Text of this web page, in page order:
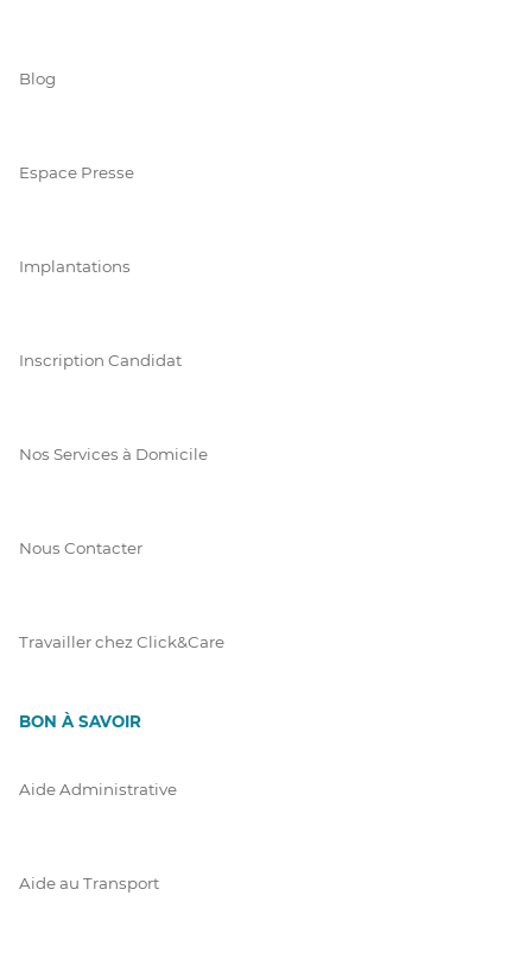
Blog
Espace Presse
Implantations
Inscription Candidat
Nos Services à Domicile
Nous Contacter
Travailler chez Click&Care
BON À SAVOIR
Aide Administrative
Aide au Transport